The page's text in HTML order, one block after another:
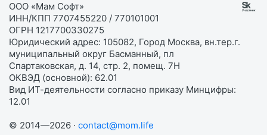
ООО «Мам Софт»
ИНН/КПП 7707455220 / 770101001
ОГРН 1217700330275
Юридический адрес: 105082, Город Москва, вн.тер.г.
муниципальный округ Басманный, пл
Спартаковская, д. 14, стр. 2, помещ. 7Н
ОКВЭД (основной): 62.01
Вид ИТ-деятельности согласно приказу Минцифры:
12.01
© 2014—2026 · contact@mom.life